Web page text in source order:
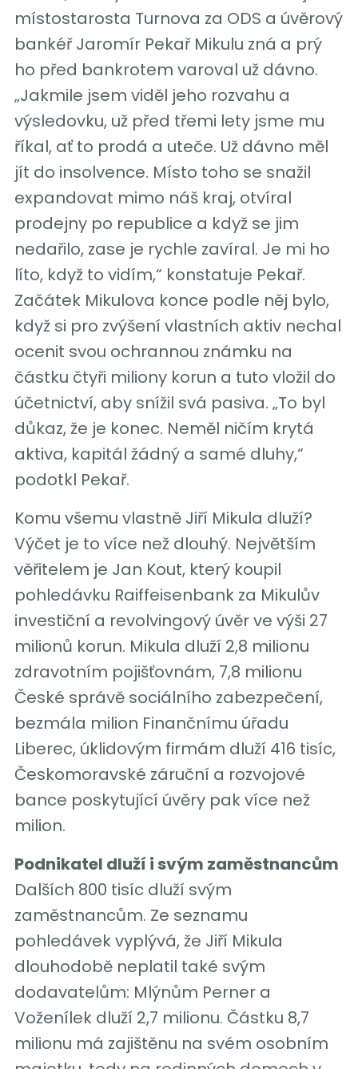
místostarosta Turnova za ODS a úvěrový
bankéř Jaromír Pekař Mikulu zná a prý
ho před bankrotem varoval už dávno.
„Jakmile jsem viděl jeho rozvahu a
výsledovku, už před třemi lety jsme mu
říkal, ať to prodá a uteče. Už dávno měl
jít do insolvence. Místo toho se snažil
expandovat mimo náš kraj, otvíral
prodejny po republice a když se jim
nedařilo, zase je rychle zavíral. Je mi ho
líto, když to vidím,“ konstatuje Pekař.
Začátek Mikulova konce podle něj bylo,
když si pro zvýšení vlastních aktiv nechal
ocenit svou ochrannou známku na
částku čtyři miliony korun a tuto vložil do
účetnictví, aby snížil svá pasiva. „To byl
důkaz, že je konec. Neměl ničím krytá
aktiva, kapitál žádný a samé dluhy,“
podotkl Pekař.
Komu všemu vlastně Jiří Mikula dluží?
Výčet je to více než dlouhý. Největším
věřitelem je Jan Kout, který koupil
pohledávku Raiffeisenbank za Mikulův
investiční a revolvingový úvěr ve výši 27
milionů korun. Mikula dluží 2,8 milionu
zdravotním pojišťovnám, 7,8 milionu
České správě sociálního zabezpečení,
bezmála milion Finančnímu úřadu
Liberec, úklidovým firmám dluží 416 tisíc,
Českomoravské záruční a rozvojové
bance poskytující úvěry pak více než
milion.
Podnikatel dluží i svým zaměstnancům
Dalších 800 tisíc dluží svým
zaměstnancům. Ze seznamu
pohledávek vyplývá, že Jiří Mikula
dlouhodobě neplatil také svým
dodavatelům: Mlýnům Perner a
Voženílek dluží 2,7 milionu. Částku 8,7
milionu má zajištěnu na svém osobním